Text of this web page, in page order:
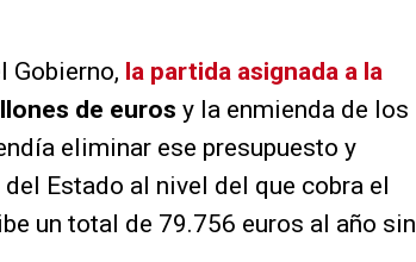
Gobierno, la partida asignada a la
de euros y la enmienda de los
eliminar ese presupuesto y
Estado al nivel del que cobra el
un total de 79.756 euros al año sin